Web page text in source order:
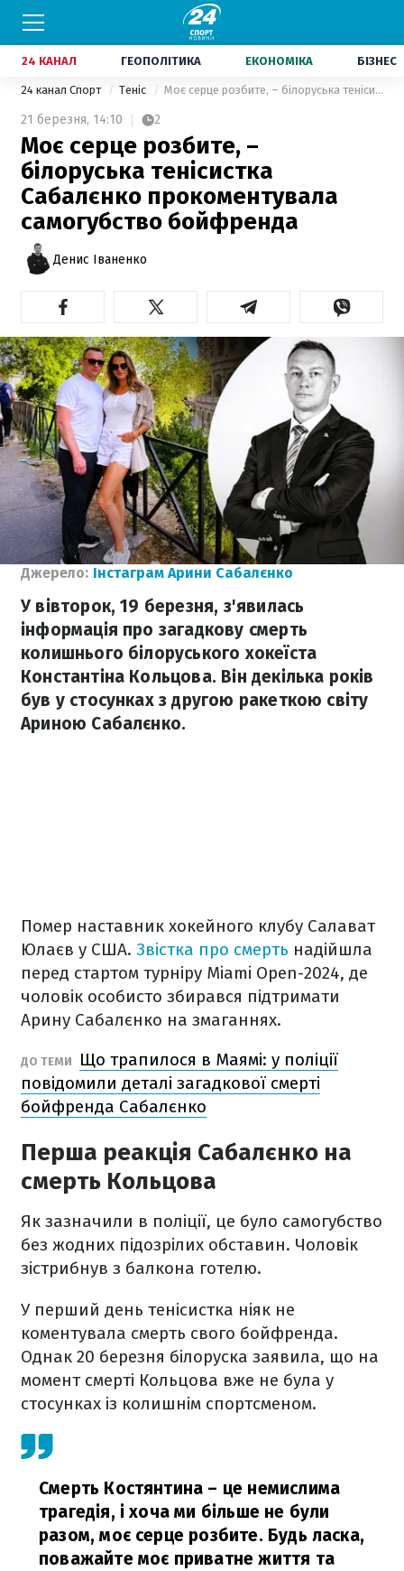
24 КАНАЛ ГЕОПОЛІТИКА ЕКОНОМІКА БІЗНЕС
24 канал Спорт Теніс Моє серце розбите, – білоруська тенісистка Сабалєнко прокоментувала самогубство бойфренда
21 березня, 14:10 2
Моє серце розбите, –
білоруська тенісистка
Сабалєнко прокоментувала
самогубство бойфренда
Денис Іваненко
Джерело: Інстаграм Арини Сабалєнко
У вівторок, 19 березня, з'явилась
інформація про загадкову смерть
колишнього білоруського хокеїста
Константіна Кольцова. Він декілька років
був у стосунках з другою ракеткою світу
Ариною Сабалєнко.
Помер наставник хокейного клубу Салават
Юлаєв у США. Звістка про смерть надійшла
перед стартом турніру Miami Open-2024, де
чоловік особисто збирався підтримати
Арину Сабалєнко на змаганнях.
ДО ТЕМИ
Що трапилося в Маямі: у поліції
повідомили деталі загадкової смерті
бойфренда Сабалєнко
Перша реакція Сабалєнко на
смерть Кольцова
Як зазначили в поліції, це було самогубство
без жодних підозрілих обставин. Чоловік
зістрибнув з балкона готелю.
У перший день тенісистка ніяк не
коментувала смерть свого бойфренда.
Однак 20 березня білоруска заявила, що на
момент смерті Кольцова вже не була у
стосунках із колишнім спортсменом.
Смерть Костянтина – це немислима
трагедія, і хоча ми більше не були
разом, моє серце розбите. Будь ласка,
поважайте моє приватне життя та